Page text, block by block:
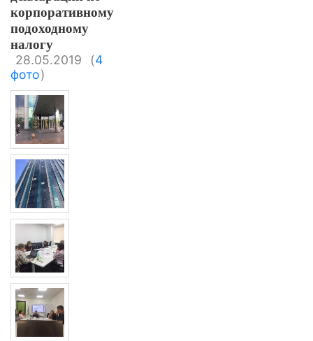
корпоративному
подоходному
налогу
28.05.2019
(4
фото)